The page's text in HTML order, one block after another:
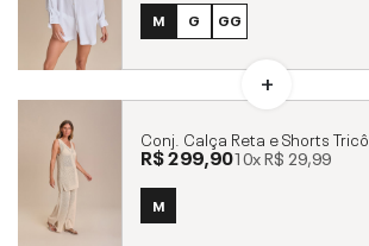
M G GG
Conj. Calça Reta e Shorts Tricô
R$ 299,9010xR$ 29,99
M